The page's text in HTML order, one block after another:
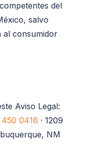
del
salvo
al consumidor
Aviso Legal:
0416 · 1209
NM